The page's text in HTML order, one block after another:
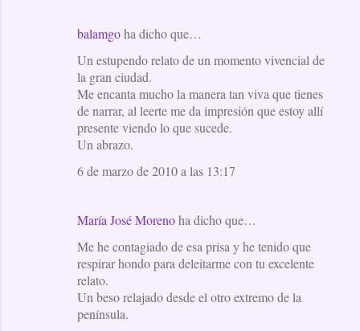
balamgoha dicho que…
Un estupendo relato de un momento vivencial de
la gran ciudad.
Me encanta mucho la manera tan viva que tienes
de narrar, al leerte me da impresión que estoy allí
presente viendo lo que sucede.
Un abrazo.
6 de marzo de 2010 a las 13:17
María José Morenoha dicho que…
Me he contagiado de esa prisa y he tenido que
respirar hondo para deleitarme con tu excelente
relato.
Un beso relajado desde el otro extremo de la
península.